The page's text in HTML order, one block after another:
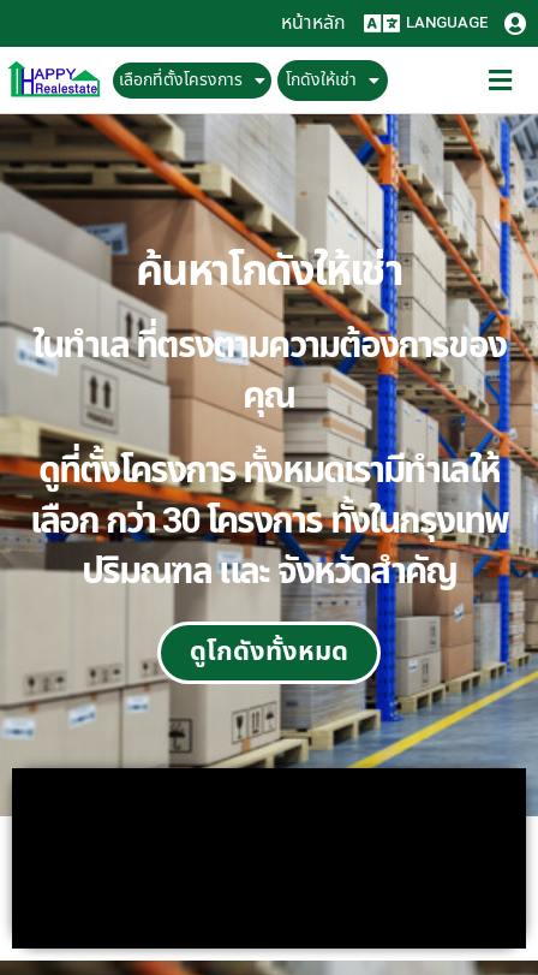
หน้าหลัก LANGUAGE
เลือกที่ตั้งโครงการ โกดังให้เช่า
ค้นหาโกดังให้เช่า
ในทำเล ที่ตรงตามความต้องการของ
คุณ
ดูที่ตั้งโครงการ ทั้งหมดเรามีทำเลให้
เลือก กว่า 30 โครงการ ทั้งในกรุงเทพ
ปริมณฑล และ จังหวัดสำคัญ
ดูโกดังทั้งหมด